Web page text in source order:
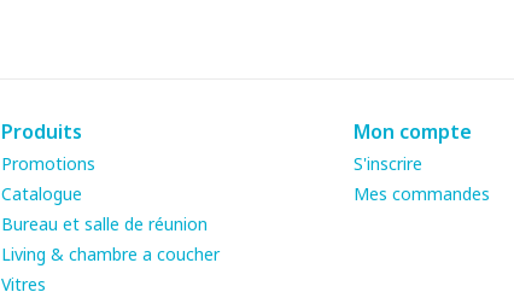
Produits
Promotions
Catalogue
Bureau et salle de réunion
Living & chambre a coucher
Vitres
Mon compte
S'inscrire
Mes commandes